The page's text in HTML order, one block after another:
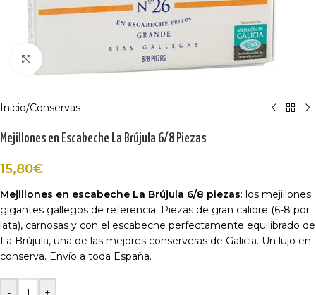
Haga Click para agrandar
Inicio/Conservas
Mejillones en Escabeche La Brújula 6/8 Piezas
15,80€
Mejillones en escabeche La Brújula 6/8 piezas: los mejillones
gigantes gallegos de referencia. Piezas de gran calibre (6-8 por
lata), carnosas y con el escabeche perfectamente equilibrado de
La Brújula, una de las mejores conserveras de Galicia. Un lujo en
conserva. Envío a toda España.